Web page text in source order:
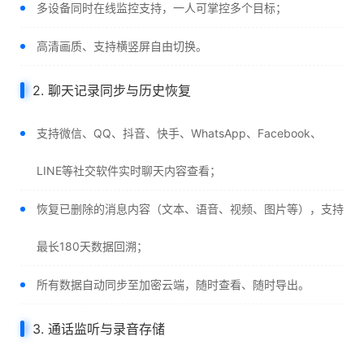
多设备同时在线监控支持，一人可掌控多个目标；
高清画质、支持横竖屏自由切换。
2. 聊天记录同步与历史恢复
支持微信、QQ、抖音、快手、WhatsApp、Facebook、
LINE等社交软件实时聊天内容查看；
恢复已删除的消息内容（文本、语音、视频、图片等），支持
最长180天数据回溯；
所有数据自动同步至加密云端，随时查看、随时导出。
3. 通话监听与录音存储